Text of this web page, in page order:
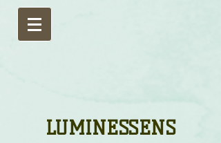
LUMINESSENS